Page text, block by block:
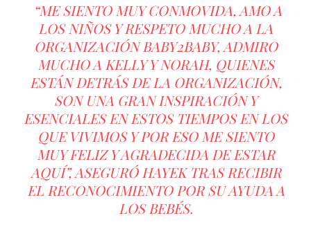
“ME SIENTO MUY CONMOVIDA, AMO A
LOS NIÑOS Y RESPETO MUCHO A LA
ORGANIZACIÓN BABY2BABY, ADMIRO
MUCHO A KELLY Y NORAH, QUIENES
ESTÁN DETRÁS DE LA ORGANIZACIÓN,
SON UNA GRAN INSPIRACIÓN Y
ESENCIALES EN ESTOS TIEMPOS EN LOS
QUE VIVIMOS Y POR ESO ME SIENTO
MUY FELIZ Y AGRADECIDA DE ESTAR
AQUÍ”, ASEGURÓ HAYEK TRAS RECIBIR
EL RECONOCIMIENTO POR SU AYUDA A
LOS BEBÉS.